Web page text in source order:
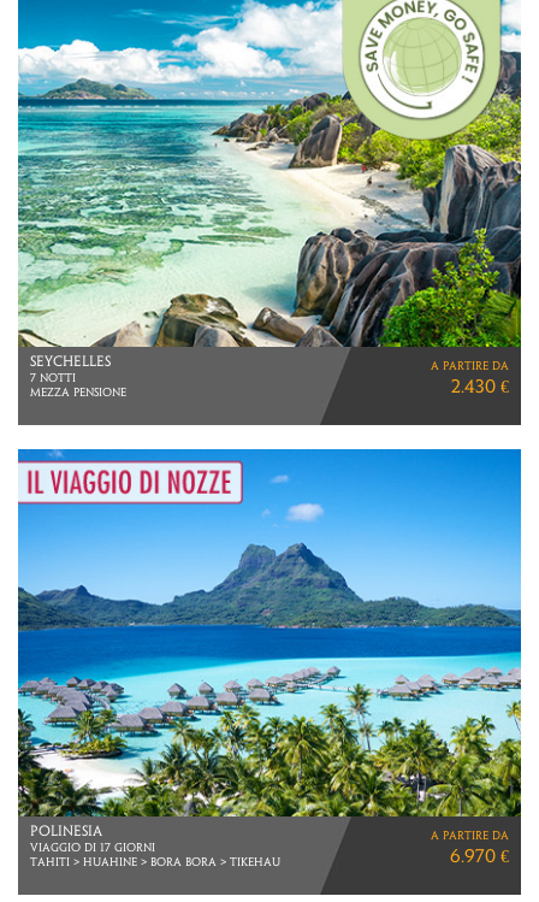
AUSTRALIA & FIJI
VIAGGIO DI 20 GIORNI
SYDNEY > DARWIN > CAIRNS > MELBOURNE > Fiji
a partire da
5.790 €
GIAPPONE & THAILANDIA
TOUR CON GUIDA
IN ITALIANO & KOH SAMUI
a partire da
5.970 €